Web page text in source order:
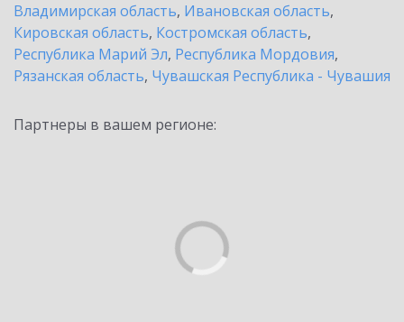
Владимирская область, Ивановская область,
Кировская область, Костромская область,
Республика Марий Эл, Республика Мордовия,
Рязанская область, Чувашская Республика - Чувашия
Партнеры в вашем регионе: